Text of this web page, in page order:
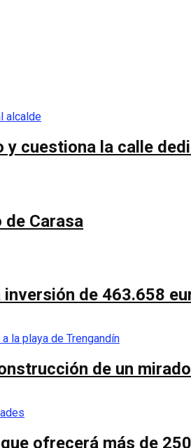
y cuestiona la calle
Carasa
de 463.658
de un
ofrecerá más de